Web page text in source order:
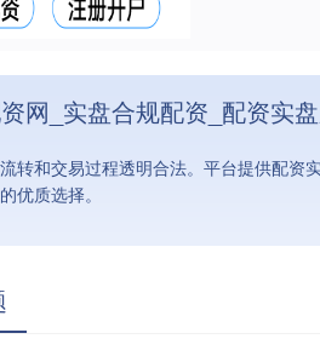
网_实盘合规配资_配资实
转和交易过程透明合法。平台提供配资
优质选择。